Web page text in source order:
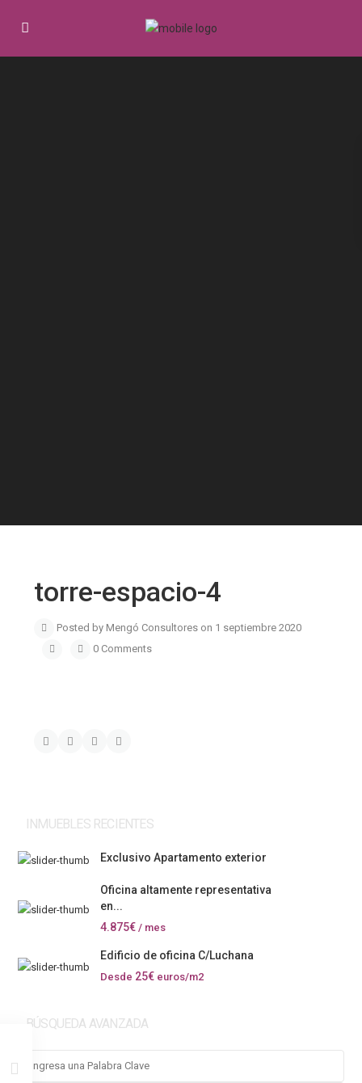
torre-espacio-4
Posted by Mengó Consultores on 1 septiembre 2020
0 Comments
INMUEBLES RECIENTES
Exclusivo Apartamento exterior
Oficina altamente representativa
en...
4.875€ / mes
Edificio de oficina C/Luchana
Desde 25€ euros/m2
BÚSQUEDA AVANZADA